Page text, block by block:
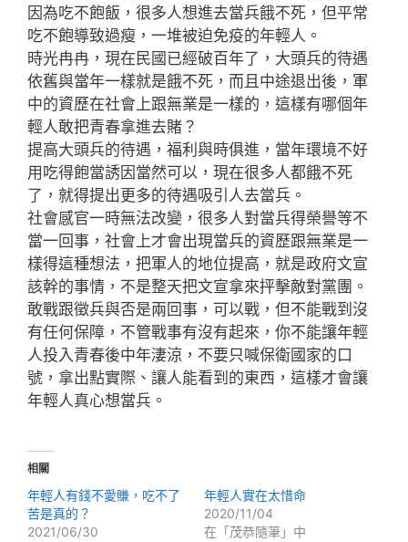
因為吃不飽飯，很多人想進去當兵餓不死，但平常
吃不飽導致過瘦，一堆被迫免疫的年輕人。
時光冉冉，現在民國已經破百年了，大頭兵的待遇
依舊與當年一樣就是餓不死，而且中途退出後，軍
中的資歷在社會上跟無業是一樣的，這樣有哪個年
輕人敢把青春拿進去賭？
提高大頭兵的待遇，福利與時俱進，當年環境不好
用吃得飽當誘因當然可以，現在很多人都餓不死
了，就得提出更多的待遇吸引人去當兵。
社會感官一時無法改變，很多人對當兵得榮譽等不
當一回事，社會上才會出現當兵的資歷跟無業是一
樣得這種想法，把軍人的地位提高，就是政府文宣
該幹的事情，不是整天把文宣拿來抨擊敵對黨團。
敢戰跟徵兵與否是兩回事，可以戰，但不能戰到沒
有任何保障，不管戰事有沒有起來，你不能讓年輕
人投入青春後中年淒涼，不要只喊保衛國家的口
號，拿出點實際、讓人能看到的東西，這樣才會讓
年輕人真心想當兵。
相關
年輕人有錢不愛賺，吃不了
苦是真的？
2021/06/30
年輕人實在太惜命
2020/11/04
在「茂恭隨筆」中